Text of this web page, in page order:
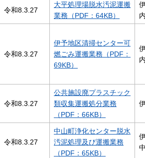
令和8.3.27
大平処理場脱水汚泥運搬
業務（PDF：64KB）
内
令和8.3.27
伊予地区清掃センター可
燃ごみ運搬業務（PDF：
69KB）
内
令和8.3.27
公共施設廃プラスチック
類収集運搬処分業務
（PDF：66KB）
令和8.3.27
中山町浄化センター脱水
汚泥処理及び運搬業務
（PDF：65KB）